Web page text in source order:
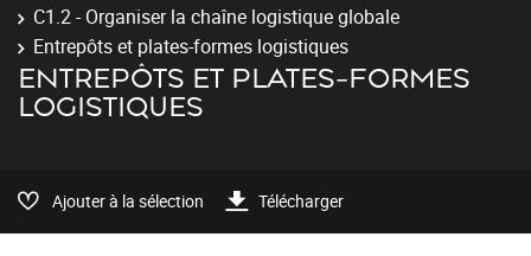
C1.2 - Organiser la chaîne logistique globale
Entrepôts et plates-formes logistiques
ENTREPÔTS ET PLATES-FORMES
LOGISTIQUES
Ajouter à la sélection Télécharger